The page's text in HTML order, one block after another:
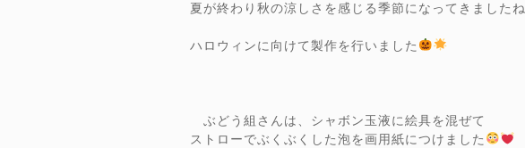
夏が終わり秋の涼しさを感じる季節になってきましたね
ハロウィンに向けて製作を行いました
ぶどう組さんは、シャボン玉液に絵具を混ぜて
ストローでぶくぶくした泡を画用紙につけました